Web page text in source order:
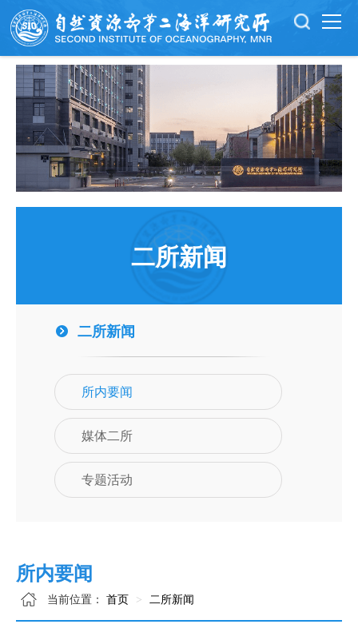
二所新闻
二所新闻
所内要闻
媒体二所
专题活动
所内要闻
当前位置： 首页 二所新闻